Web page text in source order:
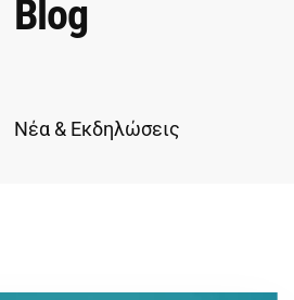
Blog
Νέα & Εκδηλώσεις